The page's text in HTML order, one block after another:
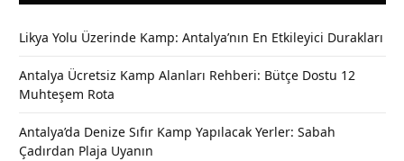
Likya Yolu Üzerinde Kamp: Antalya’nın En Etkileyici Durakları
Antalya Ücretsiz Kamp Alanları Rehberi: Bütçe Dostu 12
Muhteşem Rota
Antalya’da Denize Sıfır Kamp Yapılacak Yerler: Sabah
Çadırdan Plaja Uyanın